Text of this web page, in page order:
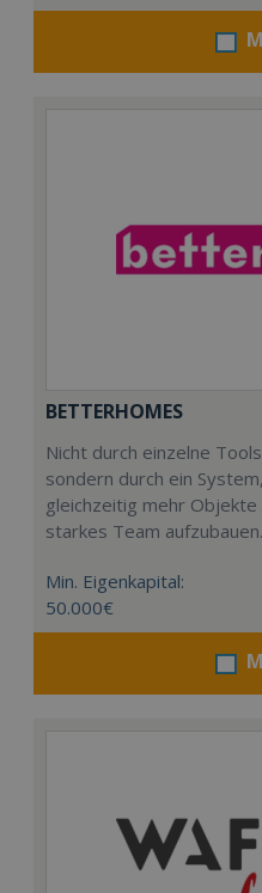
BETTERHOMES
Nicht durch einzelne
sondern durch ein
gleichzeitig mehr Objekte
starkes Team aufzubauen.
Min. Eigenkapital:
50.000€